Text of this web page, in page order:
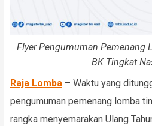
Flyer Pengumuman Pemenang
BK Tingkat
Raja Lomba– Waktu yang
pengumuman pemenang lomba
rangka menyemarakan Ulang